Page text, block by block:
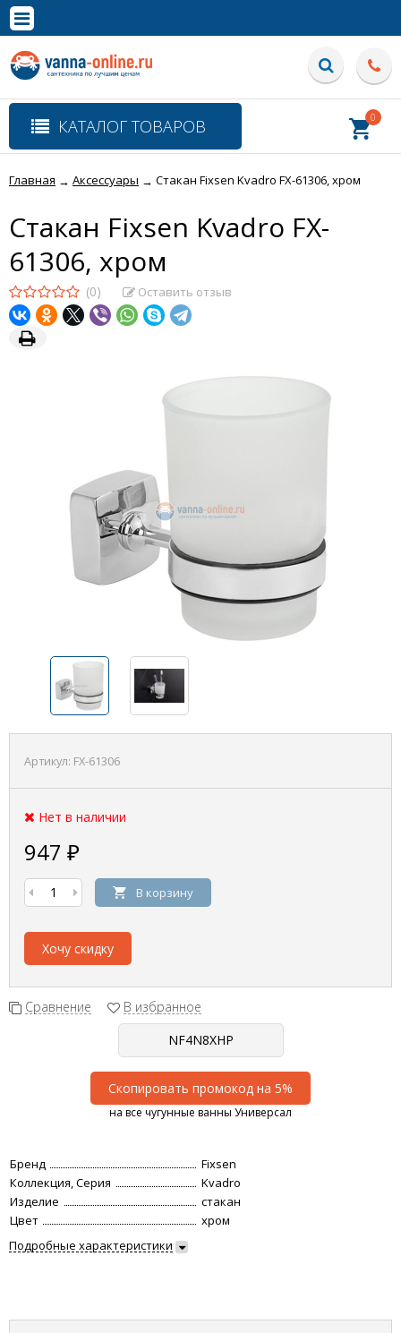
Полная версия сайта
КАТАЛОГ ТОВАРОВ 0
Главная → Аксессуары → Стакан Fixsen Kvadro FX-61306, хром
Стакан Fixsen Kvadro FX-
61306, хром
(0) Оставить отзыв
Артикул: FX-61306
Нет в наличии
947 ₽
В корзину
Хочу скидку
Сравнение В избранное
Скопировать промокод на 5%
на все чугунные ванны Универсал
Бренд
Fixsen
Коллекция, Серия
Kvadro
Изделие
стакан
Цвет
хром
Подробные характеристики